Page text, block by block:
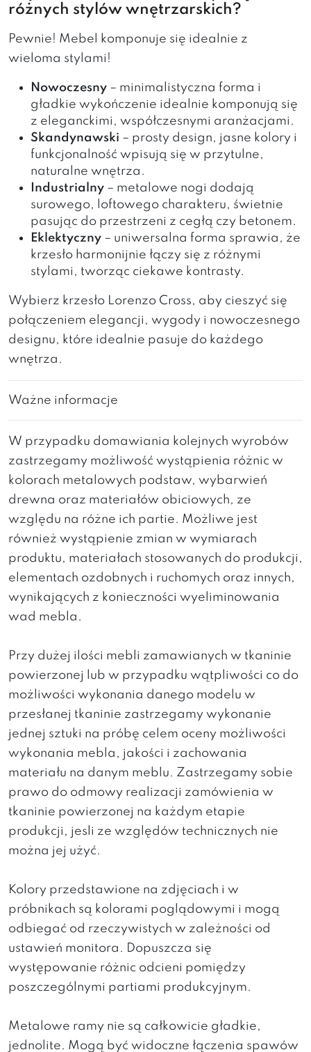
różnych stylów wnętrzarskich?
Pewnie! Mebel komponuje się idealnie z
wieloma stylami!
Nowoczesny – minimalistyczna forma i
gładkie wykończenie idealnie komponują się
z eleganckimi, współczesnymi aranżacjami.
Skandynawski – prosty design, jasne kolory i
funkcjonalność wpisują się w przytulne,
naturalne wnętrza.
Industrialny – metalowe nogi dodają
surowego, loftowego charakteru, świetnie
pasując do przestrzeni z cegłą czy betonem.
Eklektyczny – uniwersalna forma sprawia, że
krzesło harmonijnie łączy się z różnymi
stylami, tworząc ciekawe kontrasty.
Wybierz krzesło Lorenzo Cross, aby cieszyć się
połączeniem elegancji, wygody i nowoczesnego
designu, które idealnie pasuje do każdego
wnętrza.
Ważne informacje
W przypadku domawiania kolejnych wyrobów
zastrzegamy możliwość wystąpienia różnic w
kolorach metalowych podstaw, wybarwień
drewna oraz materiałów obiciowych, ze
względu na różne ich partie. Możliwe jest
również wystąpienie zmian w wymiarach
produktu, materiałach stosowanych do produkcji,
elementach ozdobnych i ruchomych oraz innych,
wynikających z konieczności wyeliminowania
wad mebla.
Przy dużej ilości mebli zamawianych w tkaninie
powierzonej lub w przypadku wątpliwości co do
możliwości wykonania danego modelu w
przesłanej tkaninie zastrzegamy wykonanie
jednej sztuki na próbę celem oceny możliwości
wykonania mebla, jakości i zachowania
materiału na danym meblu. Zastrzegamy sobie
prawo do odmowy realizacji zamówienia w
tkaninie powierzonej na każdym etapie
produkcji, jesli ze względów technicznych nie
można jej użyć.
Kolory przedstawione na zdjęciach i w
próbnikach są kolorami poglądowymi i mogą
odbiegać od rzeczywistych w zależności od
ustawień monitora. Dopuszcza się
występowanie różnic odcieni pomiędzy
poszczególnymi partiami produkcyjnym.
Metalowe ramy nie są całkowicie gładkie,
jednolite. Mogą być widoczne łączenia spawów